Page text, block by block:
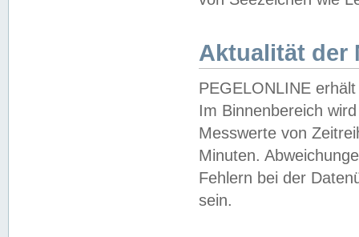
Aktualität der
PEGELONLINE
Im Binnenbereich
Messwerte von
Minuten.
Fehlern bei der
sein.